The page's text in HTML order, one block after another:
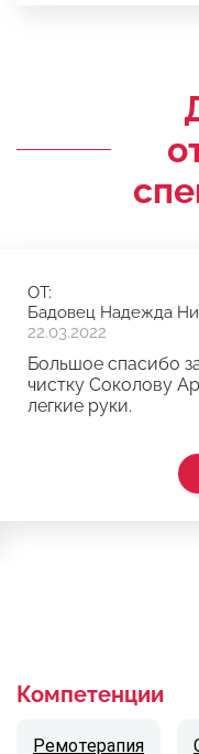
ОТ:
Бадовец Надежда
22.03.2022
Большое спасибо
чистку Соколову
легкие руки.
Компетенции
Ремотерапия